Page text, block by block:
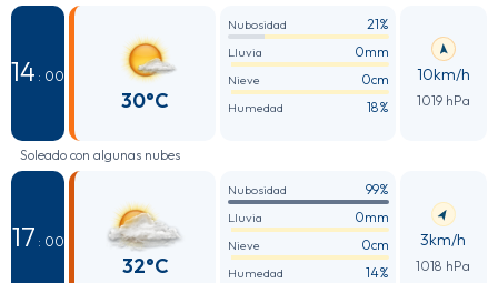
14 : 00
30°C
Nubosidad 21%
Lluvia 0mm
Nieve 0cm
Humedad 18%
10km/h
1019 hPa
Soleado con algunas nubes
17 : 00
32°C
Nubosidad 99%
Lluvia 0mm
Nieve 0cm
Humedad 14%
3km/h
1018 hPa